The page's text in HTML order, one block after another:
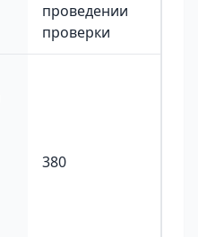
проведении
проверки
380